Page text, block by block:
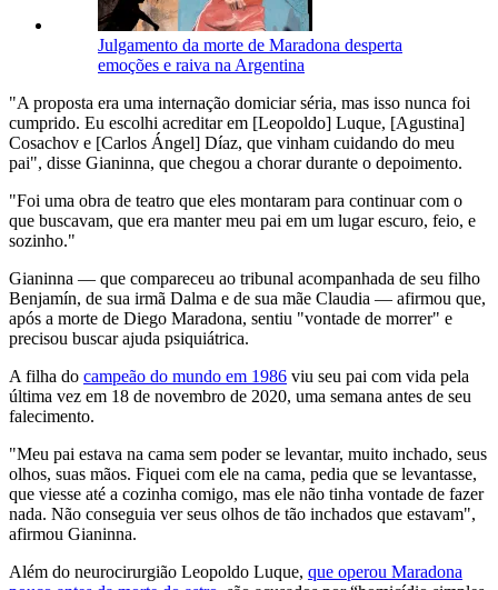
Julgamento da morte de Maradona desperta
emoções e raiva na Argentina
"A proposta era uma internação domiciar séria, mas isso nunca foi
cumprido. Eu escolhi acreditar em [Leopoldo] Luque, [Agustina]
Cosachov e [Carlos Ángel] Díaz, que vinham cuidando do meu
pai", disse Gianinna, que chegou a chorar durante o depoimento.
"Foi uma obra de teatro que eles montaram para continuar com o
que buscavam, que era manter meu pai em um lugar escuro, feio, e
sozinho."
Gianinna — que compareceu ao tribunal acompanhada de seu filho
Benjamín, de sua irmã Dalma e de sua mãe Claudia — afirmou que,
após a morte de Diego Maradona, sentiu "vontade de morrer" e
precisou buscar ajuda psiquiátrica.
A filha do campeão do mundo em 1986 viu seu pai com vida pela
última vez em 18 de novembro de 2020, uma semana antes de seu
falecimento.
"Meu pai estava na cama sem poder se levantar, muito inchado, seus
olhos, suas mãos. Fiquei com ele na cama, pedia que se levantasse,
que viesse até a cozinha comigo, mas ele não tinha vontade de fazer
nada. Não conseguia ver seus olhos de tão inchados que estavam",
afirmou Gianinna.
Além do neurocirurgião Leopoldo Luque, que operou Maradona